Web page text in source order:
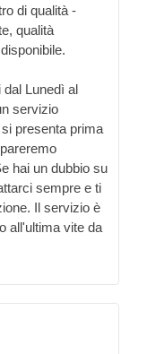
di qualità -
qualità
dal Lunedì al
servizio
presenta prima
hai un dubbio su
sempre e ti
Il servizio è
all'ultima vite da